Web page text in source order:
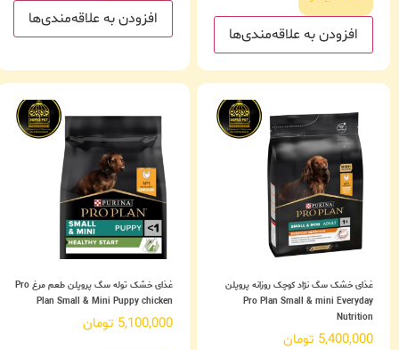
افزودن به علاقه‌مندی‌ها
افزودن به علاقه‌مندی‌ها
غذای خشک سگ نژاد کوچک روزانه پروپلن
Pro Plan Small & mini Everyday
Nutrition
5,400,000 تومان
غذای خشک توله سگ پروپلن طعم مرغ Pro
Plan Small & Mini Puppy chicken
5,100,000 تومان